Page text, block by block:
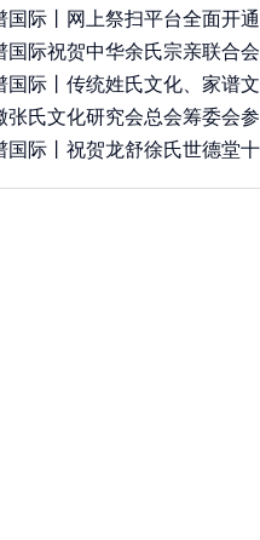
国际丨网上祭扫平台全面开
(2020/3/25)
国际祝贺中华余氏宗亲联合
(2019/7/19)
国际丨传统姓氏文化、家谱
6/21)
张氏文化研究会总会筹委会
(2019/4/26)
国际丨祝贺龙舒徐氏世德堂
(2019/4/9)